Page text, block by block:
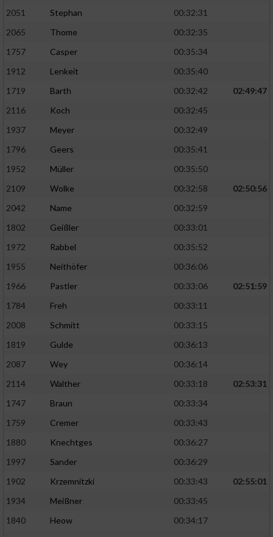
2051
Stephan
00:32:31
2065
Thome
00:32:35
1757
Casper
00:35:34
1912
Lenkeit
00:35:40
1719
Barth 00:32:42
02:49:47
2116
Koch
00:32:45
1937
Meyer
00:32:49
1796
Geers
00:35:41
1952
Müller
00:35:50
2109
Wolke 00:32:58
02:50:56
2042
Name
00:32:59
1802
Geißler
00:33:01
1972
Rabbel
00:35:52
1955
Neithöfer
00:36:06
1966
Pastler 00:33:06
02:51:59
1784
Freh
00:33:11
2008
Schmitt
00:33:15
1819
Gulde
00:36:13
2087
Wey
00:36:14
2114
Walther 00:33:18
02:53:31
1747
Braun
00:33:34
1759
Cremer
00:33:43
1880
Knechtges
00:36:27
1997
Sander
00:36:29
1902
Krzemnitzki 00:33:43
02:55:01
1934
Meißner
00:33:45
1840
Heow
00:34:17